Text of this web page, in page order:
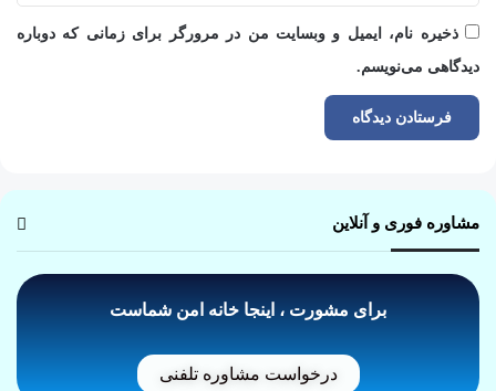
ذخیره نام، ایمیل و وبسایت من در مرورگر برای زمانی که دوباره
دیدگاهی می‌نویسم.
مشاوره فوری و آنلاین
برای مشورت ، اینجا خانه امن شماست
درخواست مشاوره تلفنی